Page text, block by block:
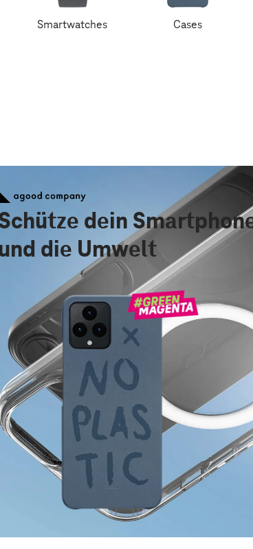
Smartwatches Cases
dein
die Umwelt